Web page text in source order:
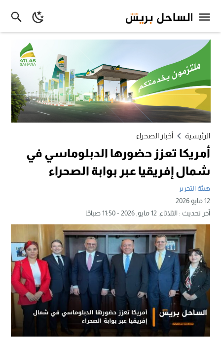
الرئيسية أخبار الصحراء
أمريكا تعزز حضورها الدبلوماسي في
شمال إفريقيا عبر بوابة الصحراء
هيئة التحرير
12 مايو 2026
آخر تحديث :الثلاثاء, 12 مايو, 2026 - 11:50 صباحًا